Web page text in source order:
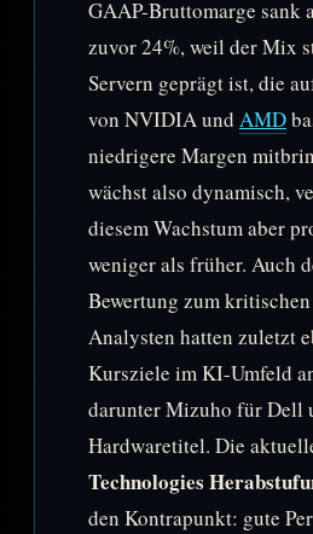
GAAP-Bruttomarge sank
zuvor 24%, weil der Mix
Servern geprägt ist, die
von NVIDIA und AMD
niedrigere Margen
wächst also dynamisch,
diesem Wachstum aber
weniger als früher. Auch
Bewertung zum
Analysten hatten zuletzt
Kursziele im KI-Umfeld
darunter Mizuho für Dell
Hardwaretitel. Die
Technologies
den Kontrapunkt: gute